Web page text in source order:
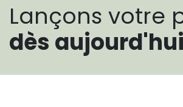
Lançons votre
dès aujourd'hui